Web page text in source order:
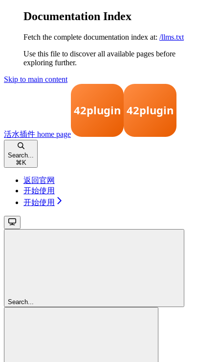
Documentation Index
Fetch the complete documentation index at: /llms.txt
Use this file to discover all available pages before
exploring further.
Skip to main content
活水插件 home page
Search...
⌘ K
返回官网
开始使用
开始使用
Search...